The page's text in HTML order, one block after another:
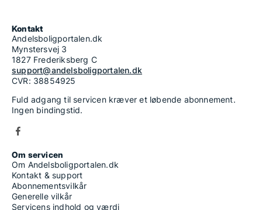
Kontakt
Andelsboligportalen.dk
Mynstersvej 3
1827 Frederiksberg C
support@andelsboligportalen.dk
CVR: 38854925
Fuld adgang til servicen kræver et løbende abonnement.
Ingen bindingstid.
Om servicen
Om Andelsboligportalen.dk
Kontakt & support
Abonnementsvilkår
Generelle vilkår
Servicens indhold og værdi